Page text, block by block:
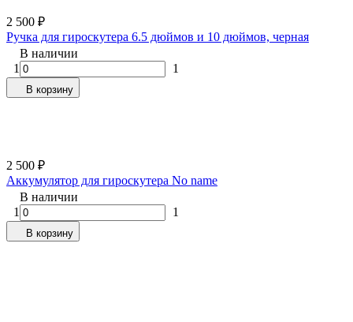
2 500 ₽
Ручка для гироскутера 6.5 дюймов и 10 дюймов, черная
В наличии
1
1
В корзину
2 500 ₽
Аккумулятор для гироскутера No name
В наличии
1
1
В корзину